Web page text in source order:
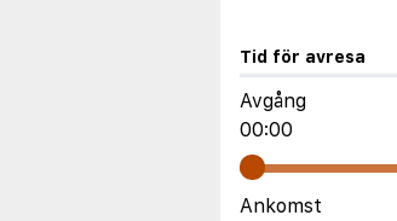
Tid för avresa
Avgång
00:00
Ankomst